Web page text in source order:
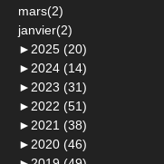
mars(2)
janvier(2)
► 2025 (20)
► 2024 (14)
► 2023 (31)
► 2022 (51)
► 2021 (38)
► 2020 (46)